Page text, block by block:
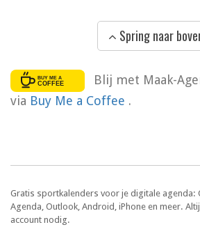
Spring naar
Blij met Maak-
via Buy Me a Coffee .
Gratis sportkalenders voor je digitale agenda:
Agenda, Outlook, Android, iPhone en meer.
account nodig.